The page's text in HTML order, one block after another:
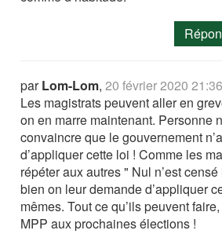
parLom-Lom,20 février 2020 21:36
Les magistrats peuvent aller en
on en marre maintenant. Personne
convaincre que le gouvernement
d’appliquer cette loi ! Comme les
répéter aux autres " Nul n’est
bien on leur demande d’appliquer
mêmes. Tout ce qu’ils peuvent
MPP aux prochaines élections !